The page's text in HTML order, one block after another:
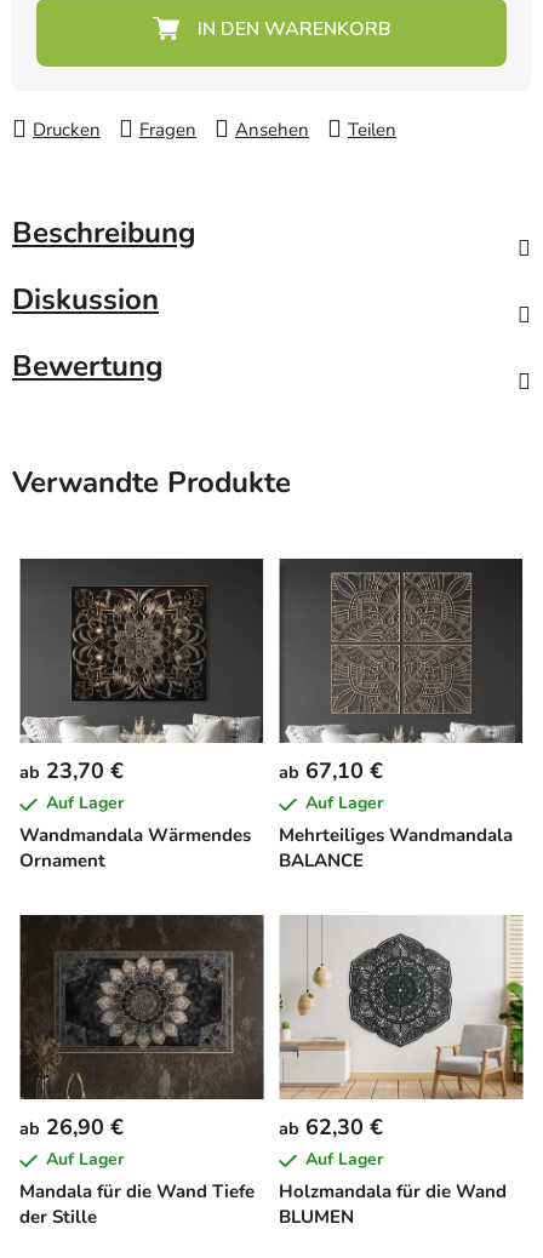
Drucken Fragen Ansehen Teilen
Beschreibung
Diskussion
Bewertung
Verwandte Produkte
Wandmandala Wärmendes
Ornament
ab 23,70 €
Auf Lager
Mehrteiliges Wandmandala
BALANCE
ab 67,10 €
Auf Lager
Mandala für die Wand Tiefe
der Stille
ab 26,90 €
Auf Lager
Holzmandala für die Wand
BLUMEN
ab 62,30 €
Auf Lager